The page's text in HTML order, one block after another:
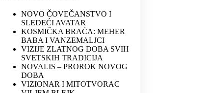
NOVO ČOVEČANSTVO I
SLEDEĆI AVATAR
KOSMIČKA BRAĆA: MEHER
BABA I VANZEMALJCI
VIZIJE ZLATNOG DOBA SVIH
SVETSKIH TRADICIJA
NOVALIS – PROROK NOVOG
DOBA
VIZIONAR I MITOTVORAC